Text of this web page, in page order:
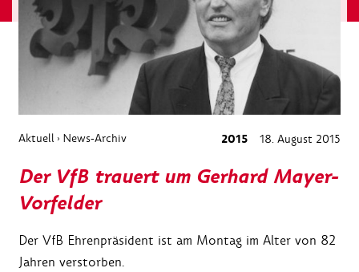
Aktuell › News-Archiv 2015 18. August 2015
Der VfB trauert um Gerhard Mayer-
Vorfelder
Der VfB Ehrenpräsident ist am Montag im Alter von 82
Jahren verstorben.